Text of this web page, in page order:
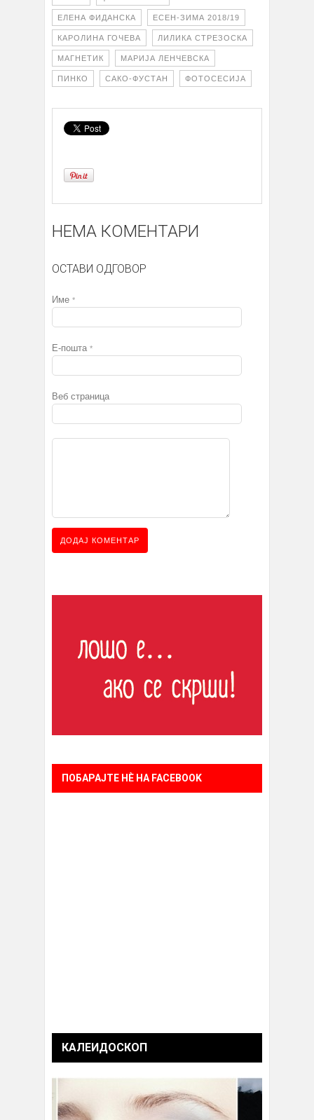
ЕЛЕНА ФИДАНСКА ЕСЕН-ЗИМА 2018/19
КАРОЛИНА ГОЧЕВА ЛИЛИКА СТРЕЗОСКА
МАГНЕТИК МАРИЈА ЛЕНЧЕВСКА
ПИНКО САКО-ФУСТАН ФОТОСЕСИЈА
НЕМА КОМЕНТАРИ
ОСТАВИ ОДГОВОР
Име *
Е-пошта *
Веб страница
ПОБАРАЈТЕ НÈ НА FACEBOOK
КАЛЕИДОСКОП